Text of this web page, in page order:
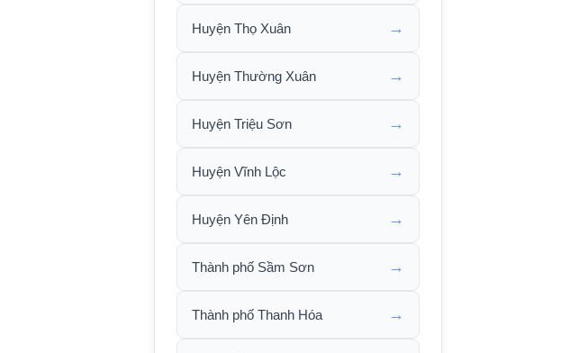
Huyện Thọ Xuân →
Huyện Thường Xuân →
Huyện Triệu Sơn →
Huyện Vĩnh Lộc →
Huyện Yên Định →
Thành phố Sầm Sơn →
Thành phố Thanh Hóa →